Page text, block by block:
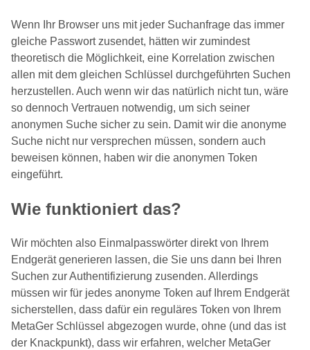
Wenn Ihr Browser uns mit jeder Suchanfrage das immer
gleiche Passwort zusendet, hätten wir zumindest
theoretisch die Möglichkeit, eine Korrelation zwischen
allen mit dem gleichen Schlüssel durchgeführten Suchen
herzustellen. Auch wenn wir das natürlich nicht tun, wäre
so dennoch Vertrauen notwendig, um sich seiner
anonymen Suche sicher zu sein. Damit wir die anonyme
Suche nicht nur versprechen müssen, sondern auch
beweisen können, haben wir die anonymen Token
eingeführt.
Wie funktioniert das?
Wir möchten also Einmalpasswörter direkt von Ihrem
Endgerät generieren lassen, die Sie uns dann bei Ihren
Suchen zur Authentifizierung zusenden. Allerdings
müssen wir für jedes anonyme Token auf Ihrem Endgerät
sicherstellen, dass dafür ein reguläres Token von Ihrem
MetaGer Schlüssel abgezogen wurde, ohne (und das ist
der Knackpunkt), dass wir erfahren, welcher MetaGer